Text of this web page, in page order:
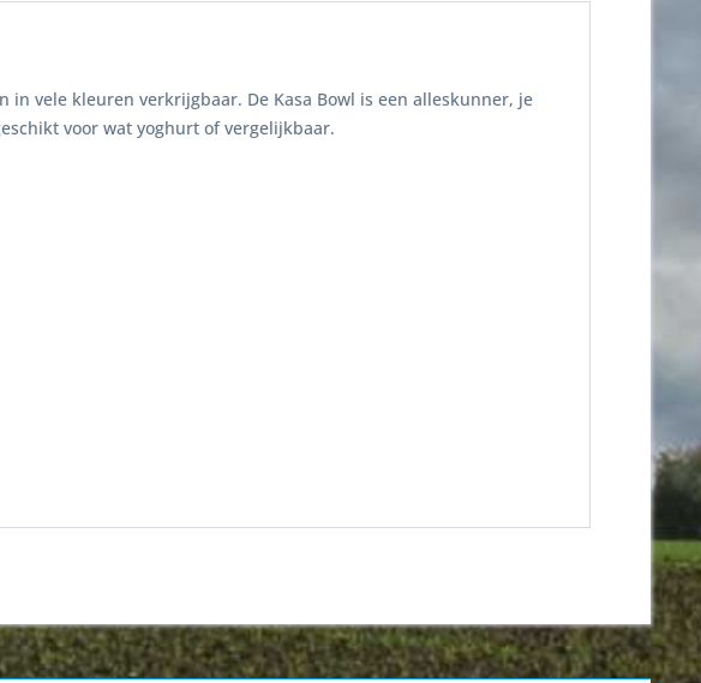
in vele kleuren verkrijgbaar. De Kasa Bowl is een alleskunner, je
voor wat yoghurt of vergelijkbaar.